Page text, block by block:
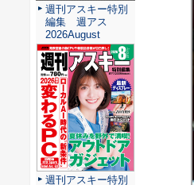
注目ニュース
週刊アスキー特別
編集 週アス
2026August
週刊アスキー特別